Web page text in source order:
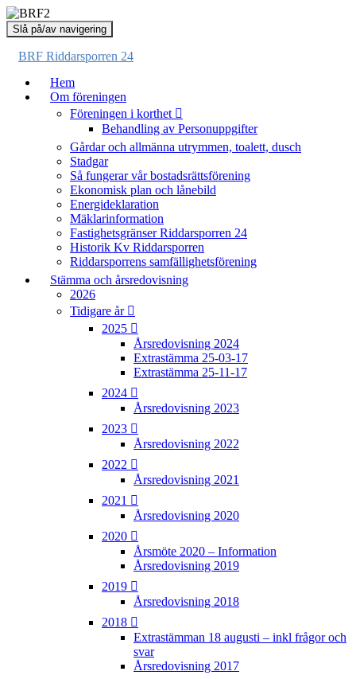
Slå på/av navigering
BRF Riddarsporren 24
Hem
Om föreningen
Föreningen i korthet
Behandling av Personuppgifter
Gårdar och allmänna utrymmen, toalett, dusch
Stadgar
Så fungerar vår bostadsrättsförening
Ekonomisk plan och lånebild
Energideklaration
Mäklarinformation
Fastighetsgränser Riddarsporren 24
Historik Kv Riddarsporren
Riddarsporrens samfällighetsförening
Stämma och årsredovisning
2026
Tidigare år
2025
Årsredovisning 2024
Extrastämma 25-03-17
Extrastämma 25-11-17
2024
Årsredovisning 2023
2023
Årsredovisning 2022
2022
Årsredovisning 2021
2021
Årsredovisning 2020
2020
Årsmöte 2020 – Information
Årsredovisning 2019
2019
Årsredovisning 2018
2018
Extrastämman 18 augusti – inkl frågor och
svar
Årsredovisning 2017